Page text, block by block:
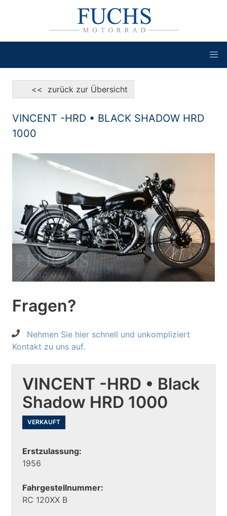
<< zurück zur Übersicht
VINCENT -HRD • BLACK SHADOW HRD
1000
Fragen?
Nehmen Sie hier schnell und unkompliziert
Kontakt zu uns auf.
VINCENT -HRD • Black
Shadow HRD 1000
VERKAUFT
Erstzulassung:
1956
Fahrgestellnummer:
RC 120XX B